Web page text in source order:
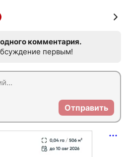
комментария.
первым!
Отправить